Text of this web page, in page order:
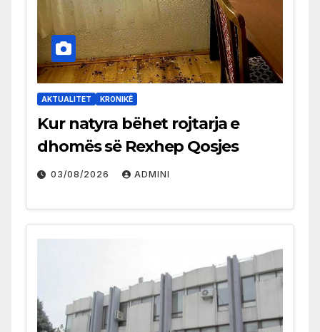
AKTUALITET KRONIKË
Kur natyra bëhet rojtarja e
dhomës së Rexhep Qosjes
03/08/2026 ADMINI